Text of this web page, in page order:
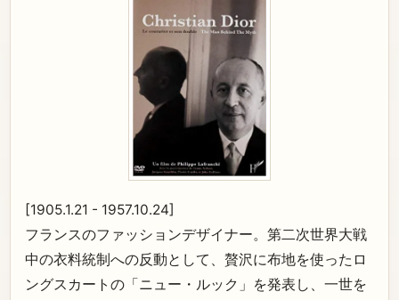
[1905.1.21 - 1957.10.24]
フランスのファッションデザイナー。第二次世界大戦
中の衣料統制への反動として、贅沢に布地を使ったロ
ングスカートの「ニュー・ルック」を発表し、一世を